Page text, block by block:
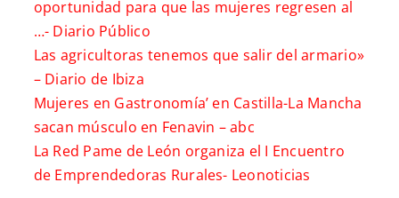
oportunidad para que las mujeres regresen al
…- Diario Público
Las agricultoras tenemos que salir del armario»
– Diario de Ibiza
Mujeres en Gastronomía’ en Castilla-La Mancha
sacan músculo en Fenavin –abc
La Red Pame de León organiza el I Encuentro
de Emprendedoras Rurales- Leonoticias